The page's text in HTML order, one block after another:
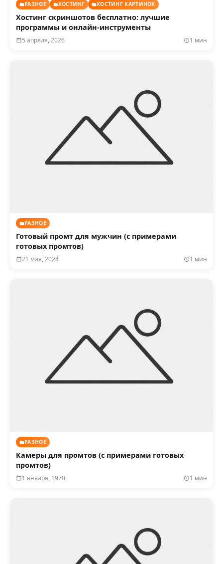
РАЗНОЕ ХОСТИНГ ХОСТИНГ КАРТИНОК
Хостинг скриншотов бесплатно: лучшие
программы и онлайн-инструменты
5 апреля, 2026 1 мин
РАЗНОЕ
Готовый промт для мужчин (с примерами
готовых промтов)
21 мая, 2024 1 мин
РАЗНОЕ
Камеры для промтов (с примерами готовых
промтов)
1 января, 1970 1 мин